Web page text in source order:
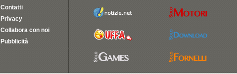
Contatti
Privacy
Collabora con noi
Pubblicità